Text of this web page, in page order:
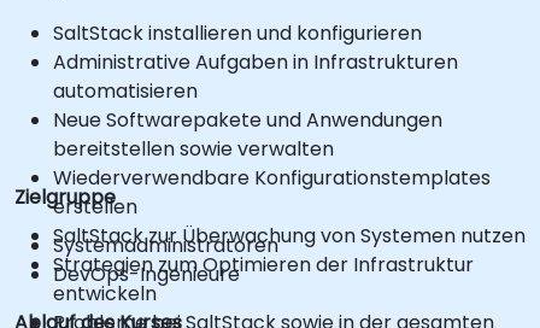
SaltStack installieren und konfigurieren
Administrative Aufgaben in Infrastrukturen
automatisieren
Neue Softwarepakete und Anwendungen
bereitstellen sowie verwalten
Wiederverwendbare Konfigurationstemplates
erstellen
SaltStack zur Überwachung von Systemen nutzen
Strategien zum Optimieren der Infrastruktur
entwickeln
Zielgruppe
Systemadministratoren
DevOps-Ingenieure